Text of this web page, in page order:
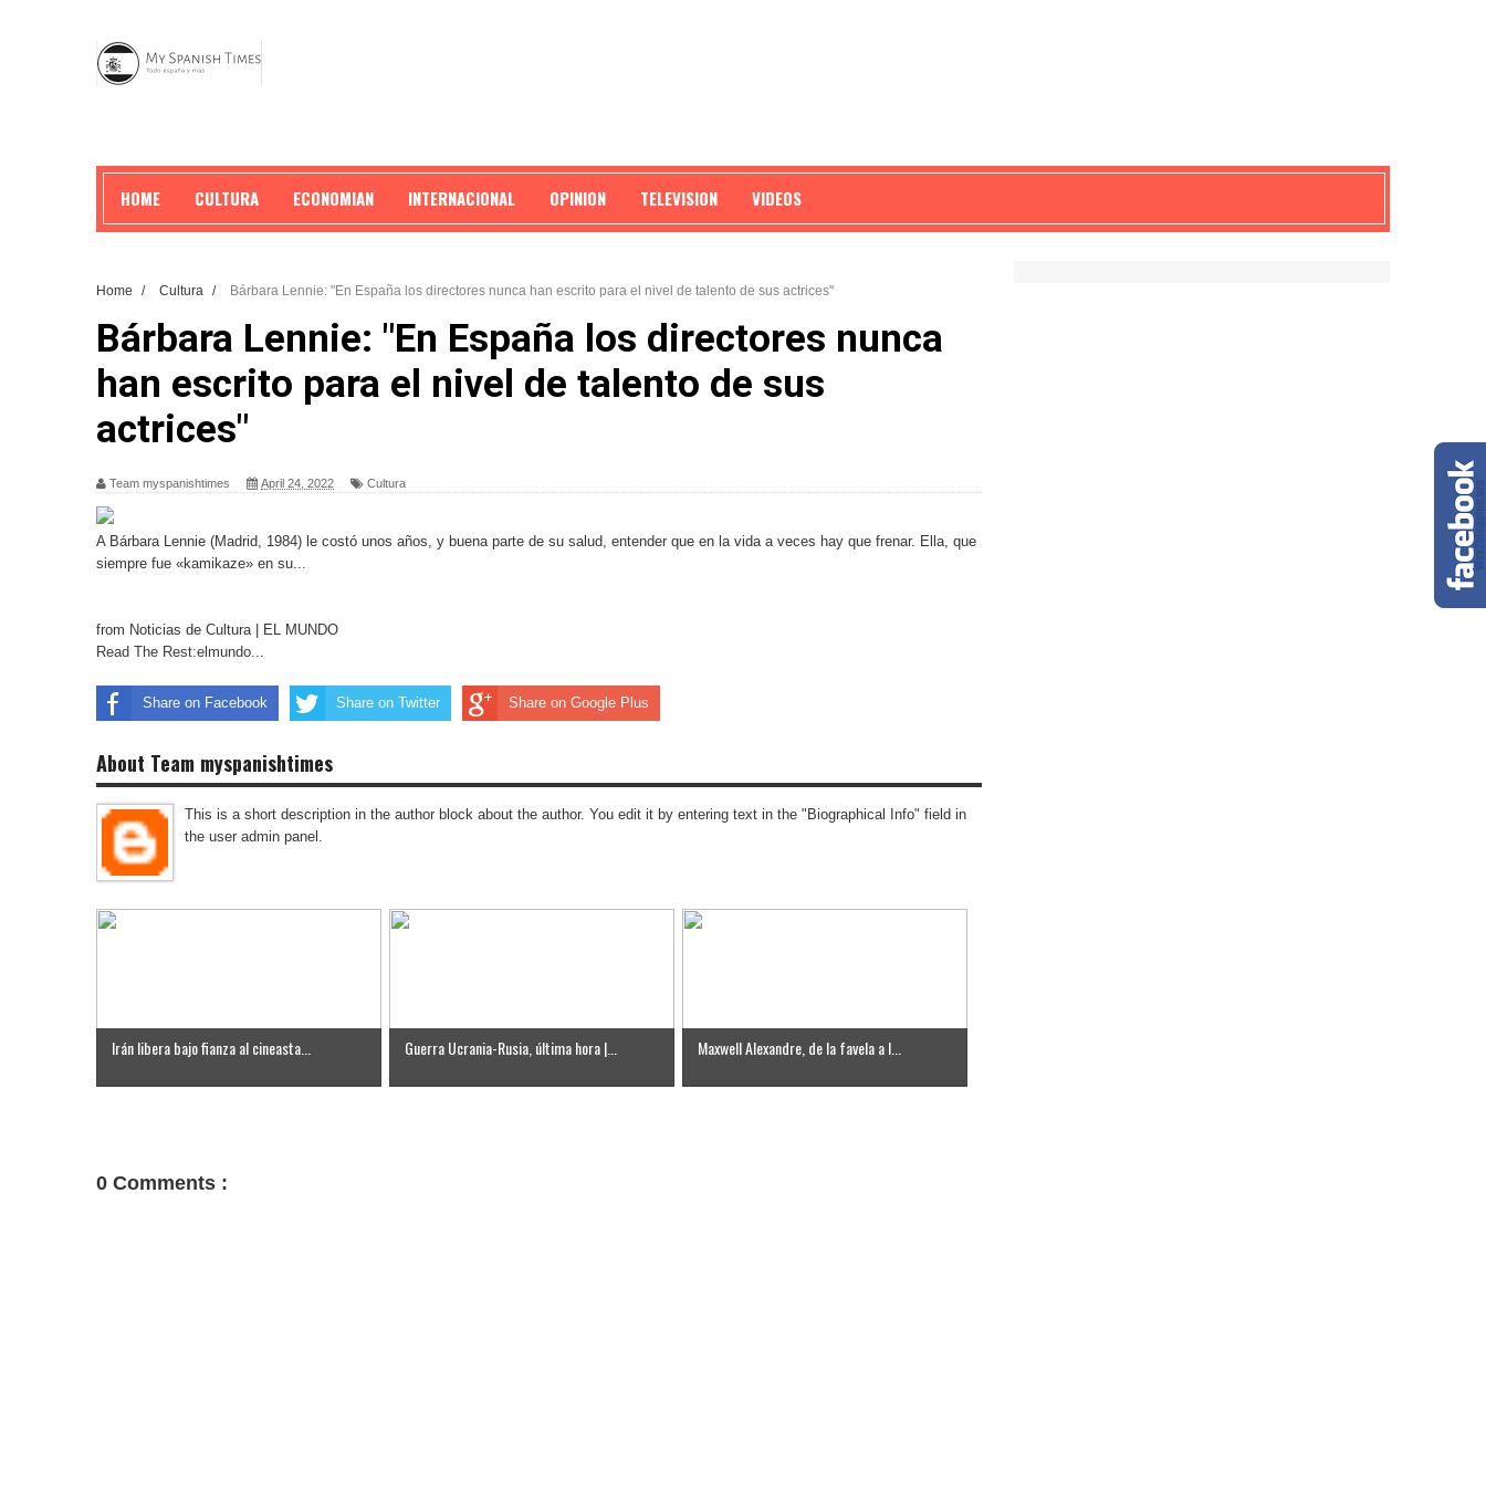
HOME CULTURA ECONOMIAN INTERNACIONAL OPINION TELEVISION VIDEOS
Home / Cultura / Bárbara Lennie: "En España los directores nunca han escrito para el nivel de talento de sus actrices"
Bárbara Lennie: "En España los directores nunca
han escrito para el nivel de talento de sus
actrices"
Team myspanishtimes April 24, 2022 Cultura
A Bárbara Lennie (Madrid, 1984) le costó unos años, y buena parte de su salud, entender que en la vida a veces hay que frenar. Ella, que
siempre fue «kamikaze» en su...
from Noticias de Cultura | EL MUNDO
Read The Rest:elmundo...
Share on Facebook Share on Twitter Share on Google Plus
About Team myspanishtimes
This is a short description in the author block about the author. You edit it by entering text in the "Biographical Info" field in
the user admin panel.
Irán libera bajo fianza al cineasta... Guerra Ucrania-Rusia, última hora |... Maxwell Alexandre, de la favela a l...
0 Comments :